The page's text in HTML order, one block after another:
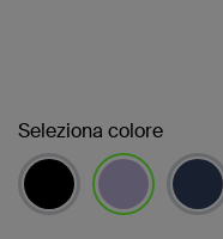
Seleziona colore